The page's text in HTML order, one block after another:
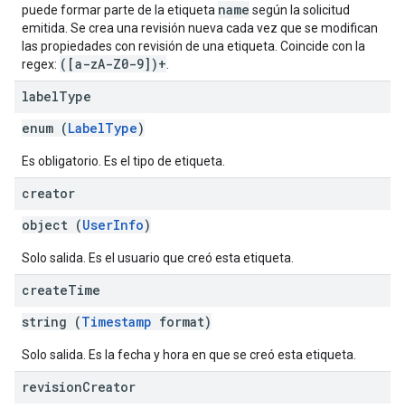
puede formar parte de la etiqueta name según la solicitud
emitida. Se crea una revisión nueva cada vez que se modifican
las propiedades con revisión de una etiqueta. Coincide con la
regex: ([a-zA-Z0-9])+
labelType
enum (LabelType)
Es obligatorio. Es el tipo de etiqueta.
creator
object (UserInfo)
Solo salida. Es el usuario que creó esta etiqueta.
createTime
string (Timestamp format)
Solo salida. Es la fecha y hora en que se creó esta etiqueta.
revisionCreator